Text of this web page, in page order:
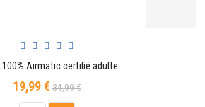
100% Airmatic certifié adulte
19,99 €Prix
de
34,99 €Prix